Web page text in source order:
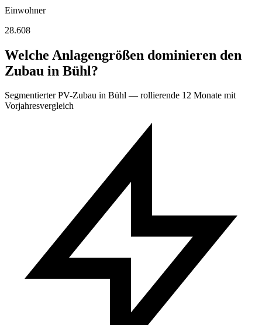
Einwohner
28.608
Welche Anlagengrößen dominieren den
Zubau in Bühl?
Segmentierter PV-Zubau in Bühl — rollierende 12 Monate mit
Vorjahresvergleich